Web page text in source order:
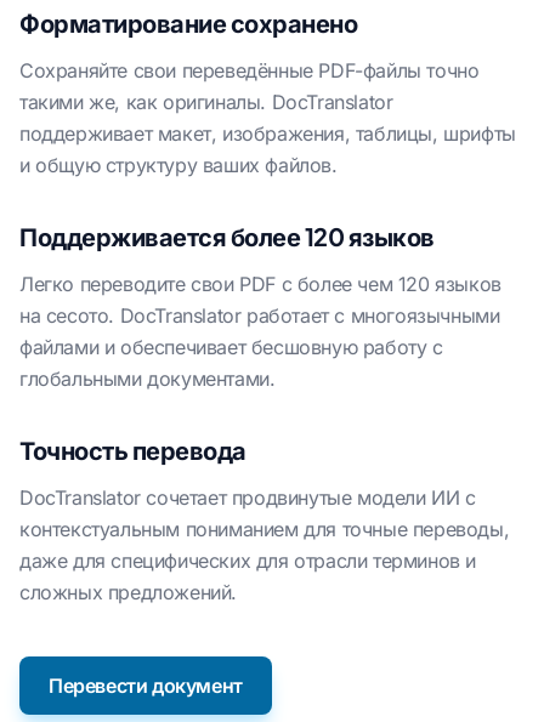
Форматирование сохранено
Сохраняйте свои переведённые PDF-файлы точно
такими же, как оригиналы. DocTranslator
поддерживает макет, изображения, таблицы, шрифты
и общую структуру ваших файлов.
Поддерживается более 120 языков
Легко переводите свои PDF с более чем 120 языков
на сесото. DocTranslator работает с многоязычными
файлами и обеспечивает бесшовную работу с
глобальными документами.
Точность перевода
DocTranslator сочетает продвинутые модели ИИ с
контекстуальным пониманием для точные переводы,
даже для специфических для отрасли терминов и
сложных предложений.
Перевести документ